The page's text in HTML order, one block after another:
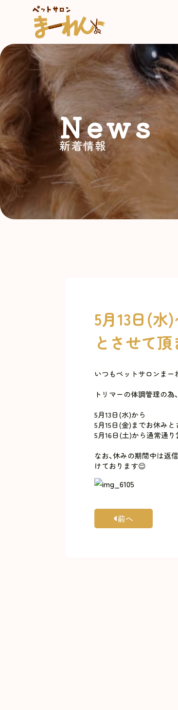
新着情報
News
5月13日(水
とさせて頂
いつもペットサロンまー
トリマーの体調管理の為
5月13日(水)から
5月15日(金)までお休みと
5月16日(土)から通常通
なお、休みの期間中は返
けております😌
前へ